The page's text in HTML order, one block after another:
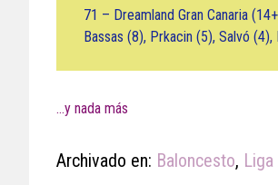
71 – Dreamland Gran Canaria
Bassas (8), Prkacin (5), Salvó (4),
…y nada más
Archivado en: Baloncesto, Liga